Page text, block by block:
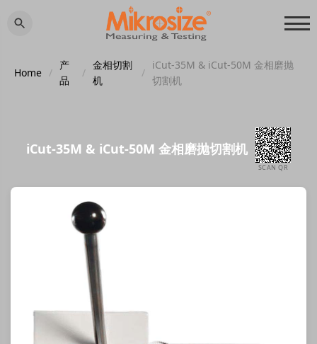
Home /
产
品
/
金相切割
机
/
iCut-35M & iCut-50M 金相磨抛
切割机
iCut-35M & iCut-50M 金相磨抛切割机
SCAN QR